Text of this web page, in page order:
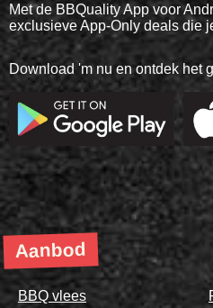
Met de BBQuality App voor
exclusieve App-Only deals die
Download 'm nu en ontdek het
Aanbod
BBQ vlees